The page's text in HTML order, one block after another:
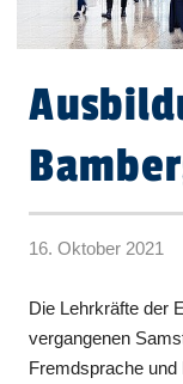
16. Oktober 2021
Die Lehrkräfte der
vergangenen
Fremdsprache